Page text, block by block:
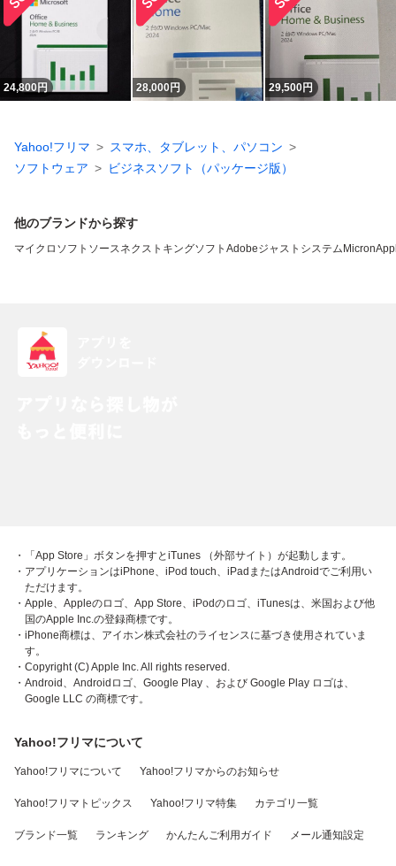
24,800円 28,000円 29,500円
Yahoo!フリマ
スマホ、タブレット、パソコン
ソフトウェア
ビジネスソフト（パッケージ版）
他のブランドから探す
マイクロソフト ソースネクスト キングソフト Adobeジャストシステム Micron
・「App Store」ボタンを押すとiTunes （外部サイト）が起動します。
・アプリケーションはiPhone、iPod touch、iPadまたはAndroidでご利用い
ただけます。
・Apple、Appleのロゴ、App Store、iPodのロゴ、iTunesは、米国および他
国のApple Inc.の登録商標です。
・iPhone商標は、アイホン株式会社のライセンスに基づき使用されていま
す。
・Copyright (C) Apple Inc. All rights reserved.
・Android、Androidロゴ、Google Play 、および Google Play ロゴは、
Google LLC の商標です。
Yahoo!フリマについて
Yahoo!フリマについて Yahoo!フリマからのお知らせ
Yahoo!フリマトピックス Yahoo!フリマ特集 カテゴリ一覧
ブランド一覧 ランキング かんたんご利用ガイド メール通知設定